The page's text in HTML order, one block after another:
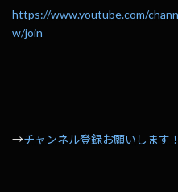
https://www.youtube.com/
w/join
→チャンネル登録お願いします！